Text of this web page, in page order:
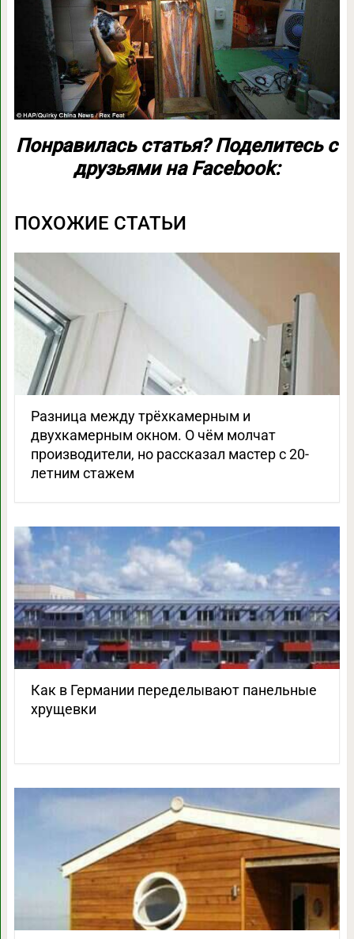
Понравилась статья? Поделитесь с
друзьями на Facebook:
ПОХОЖИЕ СТАТЬИ
Разница между трёхкамерным и
двухкамерным окном. О чём молчат
производители, но рассказал мастер с 20-
летним стажем
Как в Германии переделывают панельные
хрущевки